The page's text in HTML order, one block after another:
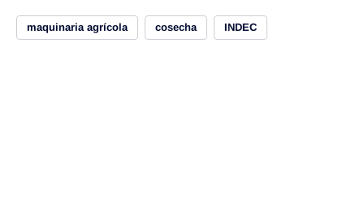
maquinaria agrícola cosecha INDEC